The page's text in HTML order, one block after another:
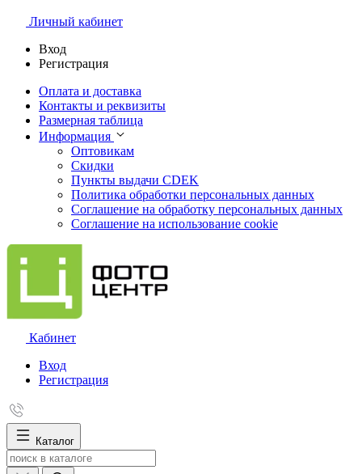
Личный кабинет
Вход
Регистрация
Оплата и доставка
Контакты и реквизиты
Размерная таблица
Информация
Оптовикам
Скидки
Пункты выдачи CDEK
Политика обработки персональных данных
Соглашение на обработку персональных данных
Соглашение на использование cookie
Кабинет
Вход
Регистрация
Каталог